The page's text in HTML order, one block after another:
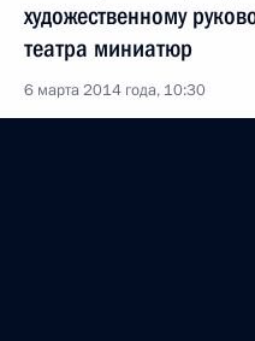
художественному
театра миниатюр
6 марта 2014 года, 10:30